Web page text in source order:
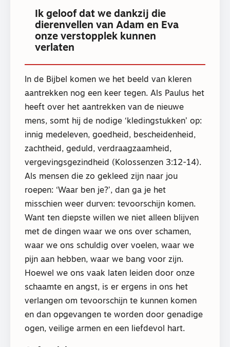
Ik geloof dat we dankzij die
dierenvellen van Adam en Eva
onze verstopplek kunnen
verlaten
In de Bijbel komen we het beeld van kleren
aantrekken nog een keer tegen. Als Paulus het
heeft over het aantrekken van de nieuwe
mens, somt hij de nodige ‘kledingstukken’ op:
innig medeleven, goedheid, bescheidenheid,
zachtheid, geduld, verdraagzaamheid,
vergevingsgezindheid (Kolossenzen 3:12-14).
Als mensen die zo gekleed zijn naar jou
roepen: ‘Waar ben je?’, dan ga je het
misschien weer durven: tevoorschijn komen.
Want ten diepste willen we niet alleen blijven
met de dingen waar we ons over schamen,
waar we ons schuldig over voelen, waar we
pijn aan hebben, waar we bang voor zijn.
Hoewel we ons vaak laten leiden door onze
schaamte en angst, is er ergens in ons het
verlangen om tevoorschijn te kunnen komen
en dan opgevangen te worden door genadige
ogen, veilige armen en een liefdevol hart.